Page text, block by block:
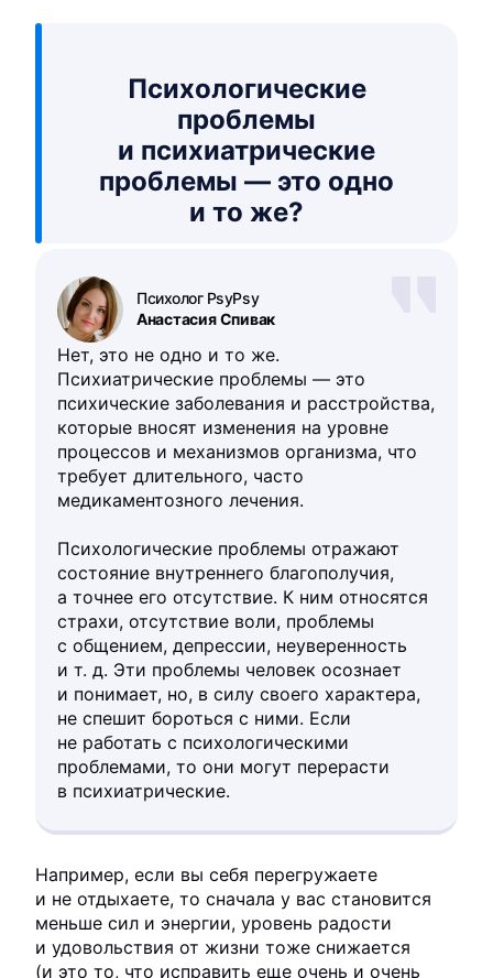
Психологические
проблемы
и психиатрические
проблемы — это одно
и то же?
Анастасия Спивак
Психолог PsyPsy
Нет, это не одно и то же.
Психиатрические проблемы — это
психические заболевания и расстройства,
которые вносят изменения на уровне
процессов и механизмов организма, что
требует длительного, часто
медикаментозного лечения.
Психологические проблемы отражают
состояние внутреннего благополучия,
а точнее его отсутствие. К ним относятся
страхи, отсутствие воли, проблемы
с общением, депрессии, неуверенность
и т. д. Эти проблемы человек осознает
и понимает, но, в силу своего характера,
не спешит бороться с ними. Если
не работать с психологическими
проблемами, то они могут перерасти
в психиатрические.
Например, если вы себя перегружаете
и не отдыхаете, то сначала у вас становится
меньше сил и энергии, уровень радости
и удовольствия от жизни тоже снижается
(и это то, что исправить еще очень и очень